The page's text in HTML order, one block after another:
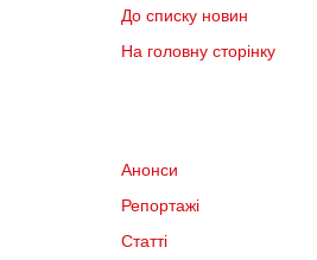
До списку новин
На головну сторінку
Анонси
Репортажі
Статті